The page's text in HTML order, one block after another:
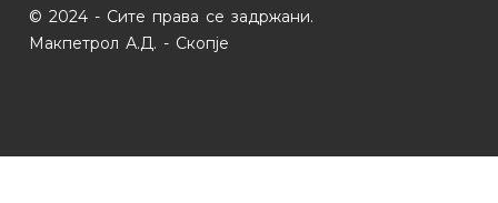
© 2024 - Сите права се задржани.
Макпетрол А.Д. - Скопје